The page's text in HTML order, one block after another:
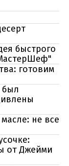
быстрого
готовим
был
не все
от Джейми